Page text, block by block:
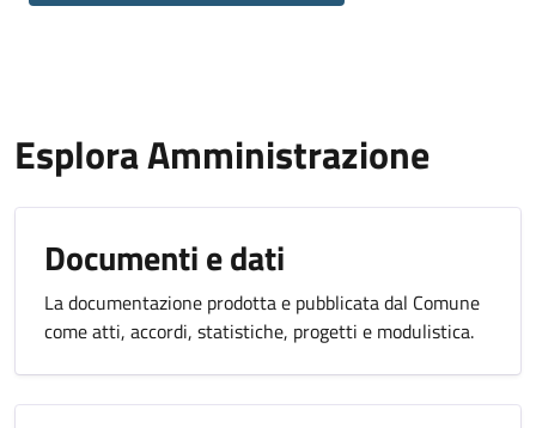
Esplora Amministrazione
Documenti e dati
La documentazione prodotta e pubblicata dal Comune
come atti, accordi, statistiche, progetti e modulistica.